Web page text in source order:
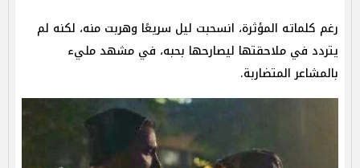
رغم كلماته المؤثرة، انسحبت ليل سريعًا وهربت منه، لكنه لم
يتردد في ملاحقتها ليصارحها بحبه، في مشهد مليء
بالمشاعر المتضاربة.